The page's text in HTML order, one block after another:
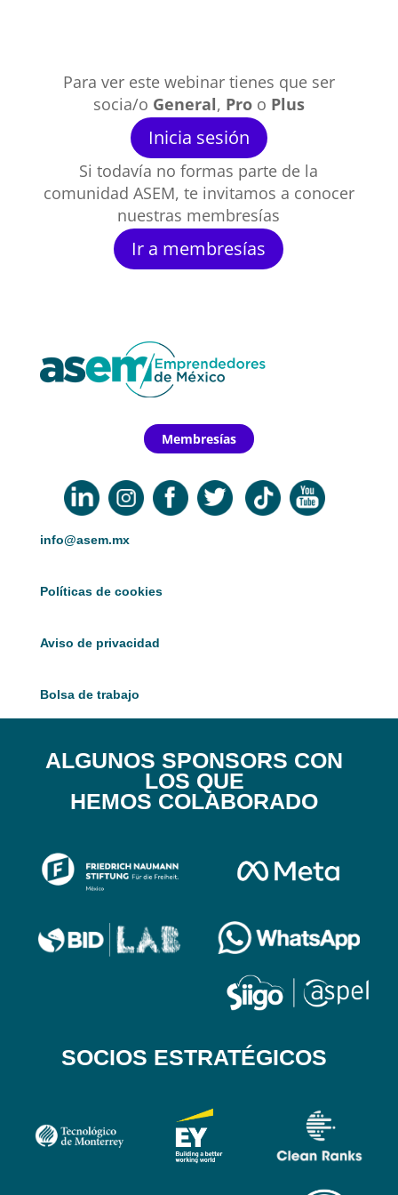
Para ver este webinar tienes que ser
socia/o General, Proo Plus
Inicia sesión
Si todavía no formas parte de la
comunidad ASEM, te invitamos a conocer
nuestras membresías
Ir a membresías
Membresías
info@asem.mx
Políticas de cookies
Aviso de privacidad
Bolsa de trabajo
ALGUNOS SPONSORS CON
LOS QUE
HEMOS COLABORADO
SOCIOS ESTRATÉGICOS